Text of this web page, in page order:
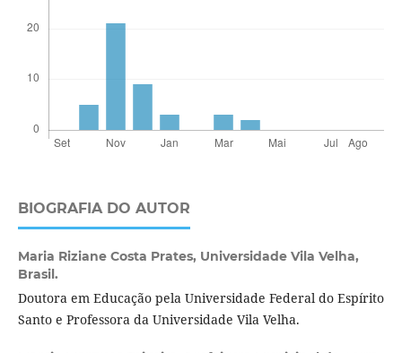
BIOGRAFIA DO AUTOR
Maria Riziane Costa Prates, Universidade Vila Velha,
Brasil.
Doutora em Educação pela Universidade Federal do Espírito
Santo e Professora da Universidade Vila Velha.